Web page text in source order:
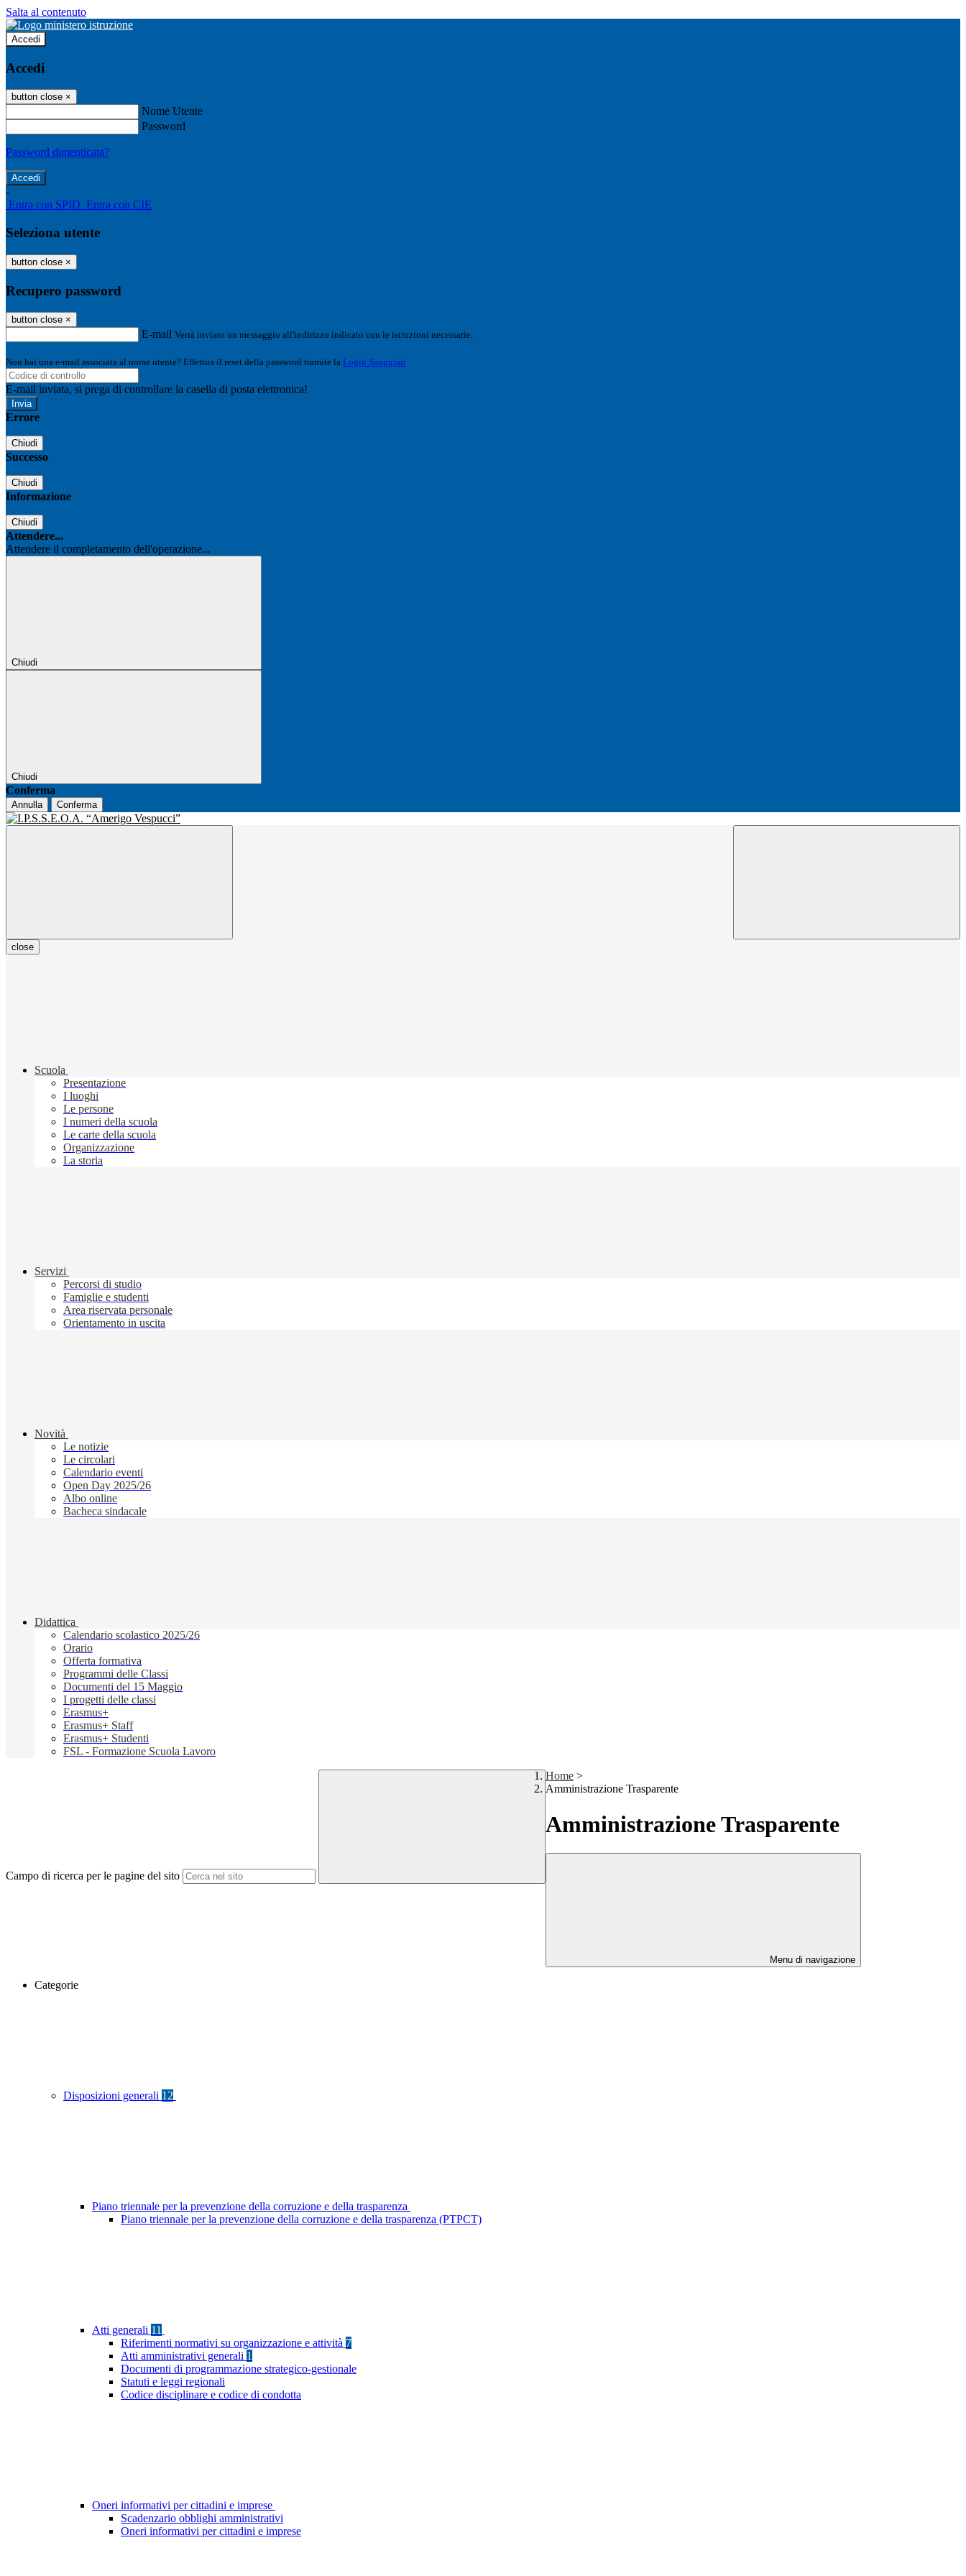
Salta al contenuto
Accedi
Accedi
button close ×
Nome Utente
Password
Password dimenticata?
-
Entra con SPID Entra con CIE
Seleziona utente
button close ×
Recupero password
button close ×
E-mail Verrà inviato un messaggio all'indirizzo indicato con le istruzioni necessarie.
Non hai una e-mail associata al nome utente? Effettua il reset della password tramite la Login Spaggiari
E-mail inviata, si prega di controllare la casella di posta elettronica!
Errore
Chiudi
Successo
Chiudi
Informazione
Chiudi
Attendere...
Attendere il completamento dell'operazione...
Chiudi
Chiudi
Conferma
Annulla Conferma
close
Scuola
Presentazione
I luoghi
Le persone
I numeri della scuola
Le carte della scuola
Organizzazione
La storia
Servizi
Percorsi di studio
Famiglie e studenti
Area riservata personale
Orientamento in uscita
Novità
Le notizie
Le circolari
Calendario eventi
Open Day 2025/26
Albo online
Bacheca sindacale
Didattica
Calendario scolastico 2025/26
Orario
Offerta formativa
Programmi delle Classi
Documenti del 15 Maggio
I progetti delle classi
Erasmus+
Erasmus+ Staff
Erasmus+ Studenti
FSL - Formazione Scuola Lavoro
Campo di ricerca per le pagine del sito
Home >
Amministrazione Trasparente
Amministrazione Trasparente
Menu di navigazione
Categorie
Disposizioni generali 12
Piano triennale per la prevenzione della corruzione e della trasparenza
Piano triennale per la prevenzione della corruzione e della trasparenza (PTPCT)
Atti generali 11
Riferimenti normativi su organizzazione e attività 7
Atti amministrativi generali 1
Documenti di programmazione strategico-gestionale
Statuti e leggi regionali
Codice disciplinare e codice di condotta
Oneri informativi per cittadini e imprese
Scadenzario obblighi amministrativi
Oneri informativi per cittadini e imprese